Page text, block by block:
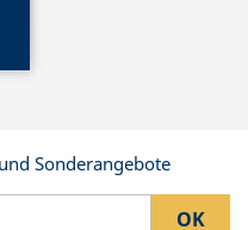
Sonderangebote